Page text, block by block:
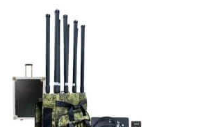
guurin karo xaqiiqda, oo la isticmaalo
kasta oo ku jira qaranka. Ka differen
isticmaalo ama qoyska la isticmaalo
guriga ama qoyska la isticmaalo guriga...